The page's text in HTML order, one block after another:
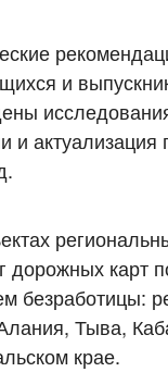
и
и
дорожных карт
безработицы:
Тыва,
крае.